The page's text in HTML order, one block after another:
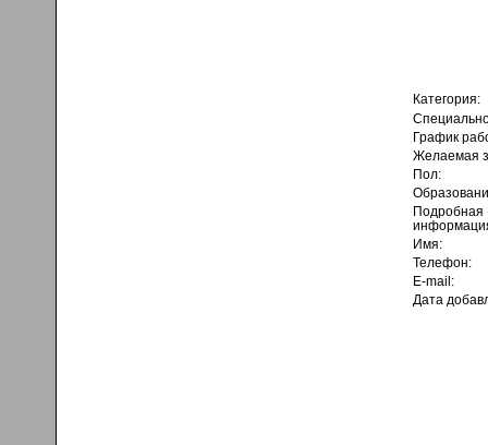
Категория:
График
Желаемая
Пол:
Подробная
Имя:
Телефон:
E-mail:
Дата